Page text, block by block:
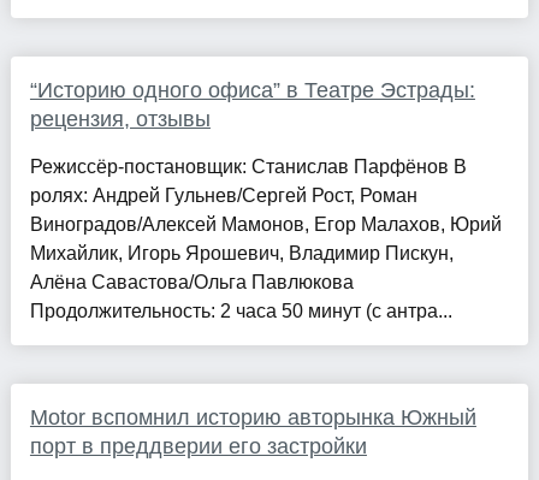
“Историю одного офиса” в Театре Эстрады:
рецензия, отзывы
Режиссёр-постановщик: Станислав Парфёнов В
ролях: Андрей Гульнев/Сергей Рост, Роман
Виноградов/Алексей Мамонов, Егор Малахов, Юрий
Михайлик, Игорь Ярошевич, Владимир Пискун,
Алёна Савастова/Ольга Павлюкова
Продолжительность: 2 часа 50 минут (с антра...
Motor вспомнил историю авторынка Южный
порт в преддверии его застройки